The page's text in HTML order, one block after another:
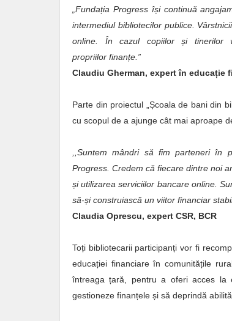
„Fundația Progress își continuă
intermediul bibliotecilor publice.
online. În cazul copiilor și tinerilor
propriilor finanțe.”
Claudiu Gherman, expert în educație
Parte din proiectul „Școala de bani din
cu scopul de a ajunge cât mai aproape
,,Suntem mândri să fim parteneri în
Progress. Credem că fiecare dintre noi
și utilizarea serviciilor bancare online.
să-și construiască un viitor financiar
Claudia Oprescu, expert CSR, BCR
Toți bibliotecarii participanți vor fi
educației financiare în comunitățile
întreaga țară, pentru a oferi acces la
gestioneze finanțele și să deprindă